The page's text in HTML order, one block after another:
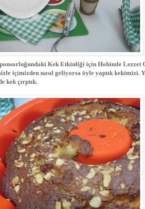
Kek Etkinliği için Hobimle
içimizden nasıl geliyorsa öyle yaptık kekimizi.
kek çırptık.